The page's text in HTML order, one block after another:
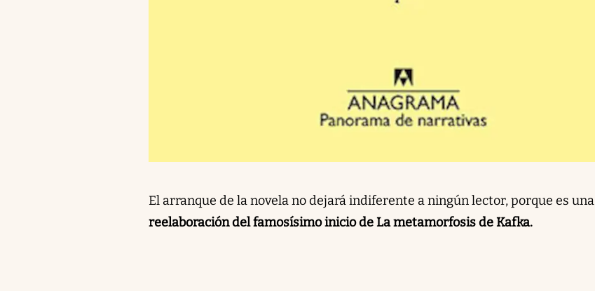
El arranque de la novela no dejará indiferente a ningún lector, porque es una
reelaboración del famosísimo inicio de La metamorfosis de Kafka.